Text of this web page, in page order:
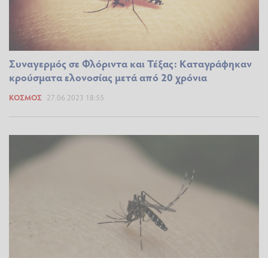
Συναγερμός σε Φλόριντα και Τέξας: Καταγράφηκαν
κρούσματα ελονοσίας μετά από 20 χρόνια
ΚΌΣΜΟΣ 27.06.2023 18:55